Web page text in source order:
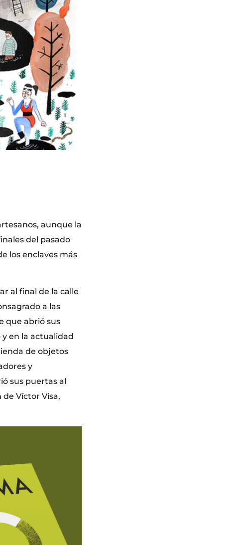
aunque la
del pasado
los enclaves más
al final de la calle
a las
que abrió sus
en la actualidad
de objetos
y
sus puertas al
Víctor Visa,